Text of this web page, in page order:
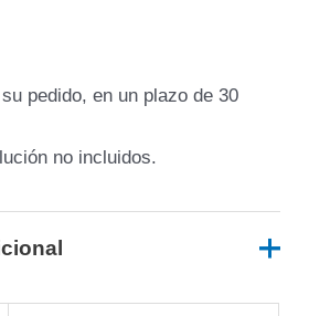
pedido, en un plazo de 30
no incluidos.